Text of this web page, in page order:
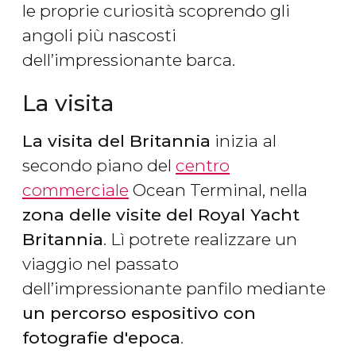
le proprie curiosità scoprendo gli
angoli più nascosti
dell’impressionante barca.
La visita
La visita del Britannia inizia al
secondo piano del centro
commerciale Ocean Terminal, nella
zona delle visite del Royal Yacht
Britannia. Lì potrete realizzare un
viaggio nel passato
dell’impressionante panfilo mediante
un percorso espositivo con
fotografie d'epoca.